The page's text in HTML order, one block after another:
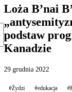
Loża B’nai
podstaw
Kanadzie
29 grudnia 2022
#Żydzi #edukacja